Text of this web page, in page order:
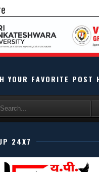
YOUR FAVORITE POST
24X7